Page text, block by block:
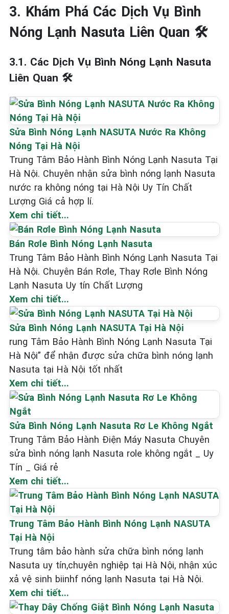
3. Khám Phá Các Dịch Vụ Bình
Nóng Lạnh Nasuta Liên Quan 🛠️
3.1. Các Dịch Vụ Bình Nóng Lạnh Nasuta
Liên Quan 🛠️
Sửa Bình Nóng Lạnh NASUTA Nước Ra Không
Nóng Tại Hà Nội
Trung Tâm Bảo Hành Bình Nóng Lạnh Nasuta Tại
Hà Nội. Chuyên nhận sửa bình nóng lạnh Nasuta
nước ra không nóng tại Hà Nội Uy Tín Chất
Lượng Giá cả hợp lí.
Xem chi tiết...
Bán Rơle Bình Nóng Lạnh Nasuta
Trung Tâm Bảo Hành Bình Nóng Lạnh Nasuta Tại
Hà Nội. Chuyên Bán Rơle, Thay Rơle Bình Nóng
Lạnh Nasuta Uy tín Chất Lượng
Xem chi tiết...
Sửa Bình Nóng Lạnh NASUTA Tại Hà Nội
rung Tâm Bảo Hành Bình Nóng Lạnh Nasuta Tại
Hà Nội” để nhận được sửa chữa bình nóng lạnh
Nasuta tại Hà Nội tốt nhất
Xem chi tiết...
Sửa Bình Nóng Lạnh Nasuta Rơ Le Không Ngắt
Trung Tâm Bảo Hành Điện Máy Nasuta Chuyên
sửa bình nóng lạnh Nasuta role không ngắt _ Uy
Tín _ Giá rẻ
Xem chi tiết...
Trung Tâm Bảo Hành Bình Nóng Lạnh NASUTA
Tại Hà Nội
Trung tâm bảo hành sửa chữa bình nóng lạnh
Nasuta uy tín,chuyên nghiệp tại Hà Nội, nhận xúc
xả vệ sinh biinhf nóng lạnh Nasuta tại Hà Nội.
Xem chi tiết...